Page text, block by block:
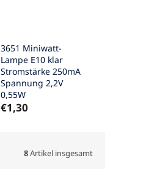
3651 Miniwatt-
Lampe E10 klar
Stromstärke 250mA
Spannung 2,2V
0,55W
€1,30
8Artikel insgesamt